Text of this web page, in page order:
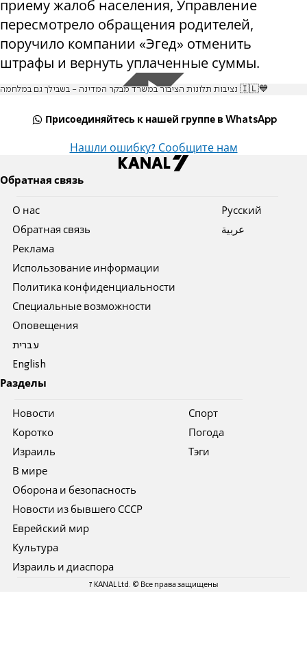
приему жалоб населения, Управление
пересмотрело обращения родителей,
поручило компании «Эгед» отменить
штрафы и вернуть уплаченные суммы.
נציבות תלונות הציבור במשרד מבקר המדינה - בשבילך גם במלחמה 🇮🇱💙
Присоединяйтесь к нашей группе в WhatsApp
Нашли ошибку? Сообщите нам
Обратная связь
О нас
Обратная связь
Реклама
Использование информации
Политика конфиденциальности
Специальные возможности
Оповещения
עברית
English
Pусский
عربية
Разделы
Новости
Коротко
Израиль
В мире
Оборона и безопасность
Новости из бывшего СССР
Еврейский мир
Культура
Израиль и диаспора
Спорт
Погода
Тэги
7 KANAL Ltd. © Все права защищены